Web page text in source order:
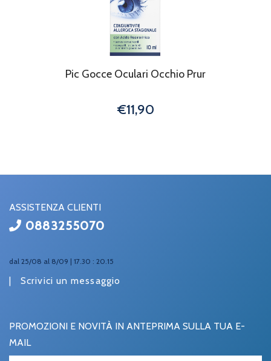
Pic Gocce Oculari Occhio Prur
€11,90
ASSISTENZA CLIENTI
0883255070
dal 25/08 al 8/09 | 17.30 : 20.15
| Scrivici un messaggio
PROMOZIONI E NOVITÀ IN ANTEPRIMA SULLA TUA E-
MAIL